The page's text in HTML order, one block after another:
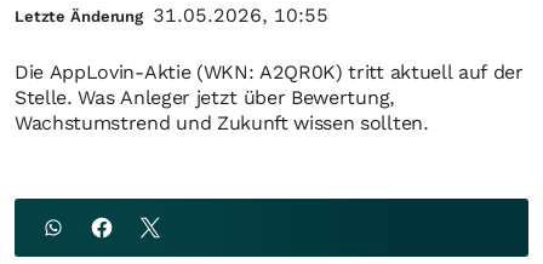
Die AppLovin-Aktie (WKN: A2QR0K) tritt aktuell auf der
Stelle. Was Anleger jetzt über Bewertung,
Wachstumstrend und Zukunft wissen sollten.
Letzte Änderung 31.05.2026, 10:55